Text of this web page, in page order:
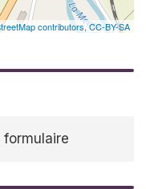
contributors,CC-BY-SA
formulaire